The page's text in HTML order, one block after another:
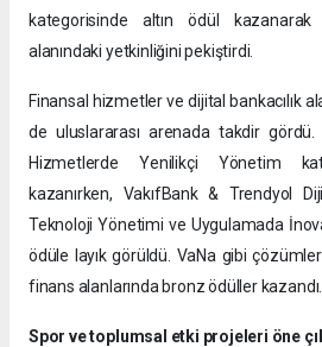
kategorisinde altın ödül
alanındaki yetkinliğini pekiştirdi.
Finansal hizmetler ve dijital bankacılık
de uluslararası arenada takdir gördü.
Hizmetlerde Yenilikçi Yönetim
kazanırken, VakıfBank & Trendyol
Teknoloji Yönetimi ve Uygulamada
ödüle layık görüldü. VaNa gibi
finans alanlarında bronz ödüller kazandı.
Spor ve toplumsal etki projeleri öne